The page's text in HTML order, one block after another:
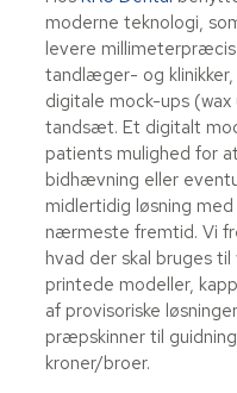
moderne teknologi,
levere
tandlæger- og
digitale mock-ups
tandsæt. Et digitalt
patients mulighed for
bidhævning eller
midlertidig løsning
nærmeste fremtid. Vi
hvad der skal bruges
printede modeller,
af provisoriske
præpskinner til
kroner/broer.